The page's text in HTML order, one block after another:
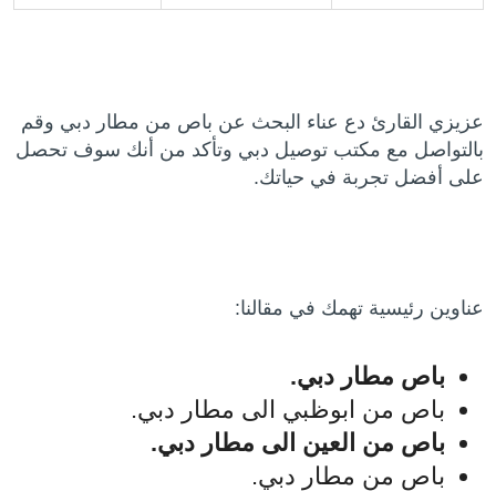
عزيزي القارئ دع عناء البحث عن باص من مطار دبي وقم
بالتواصل مع مكتب توصيل دبي وتأكد من أنك سوف تحصل
على أفضل تجربة في حياتك.
عناوين رئيسية تهمك في مقالنا:
باص مطار دبي.
باص من ابوظبي الى مطار دبي.
باص من العين الى مطار دبي.
باص من مطار دبي.